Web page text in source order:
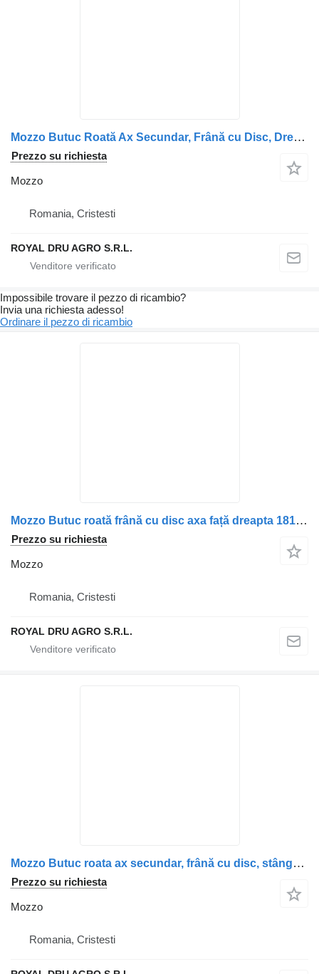
Mozzo Butuc Roată Ax Secundar, Frână cu Disc, Dreapta per camion DAF
Prezzo su richiesta
Mozzo
Romania, Cristesti
ROYAL DRU AGRO S.R.L.
Impossibile trovare il pezzo di ricambio?
Invia una richiesta adesso!
Ordinare il pezzo di ricambio
Mozzo Butuc roată frână cu disc axa față dreapta 1812160 2019833 18125 per camion DAF DAF
Prezzo su richiesta
Mozzo
Romania, Cristesti
ROYAL DRU AGRO S.R.L.
Mozzo Butuc roata ax secundar, frână cu disc, stânga, pentru per camion DAF Vehicule DAF
Prezzo su richiesta
Mozzo
Romania, Cristesti